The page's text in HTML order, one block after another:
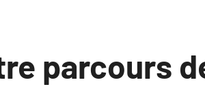
parcours